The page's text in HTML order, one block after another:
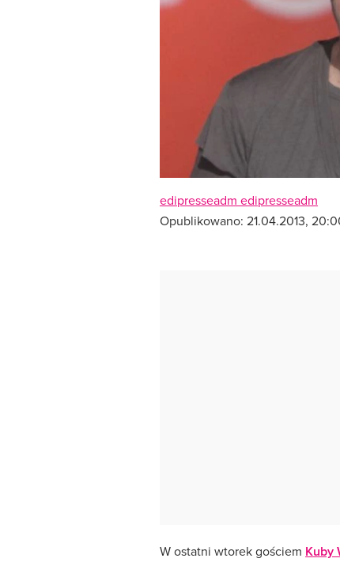
edipresseadm edipresseadm
Opublikowano: 21.04.2013,
W ostatni wtorek gościem Kuby